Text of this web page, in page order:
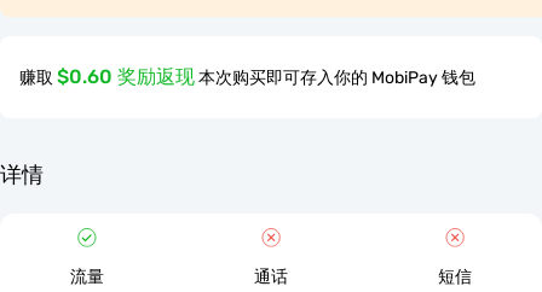
赚取 $0.60 奖励返现本次购买即可存入你的 MobiPay 钱包
详情
流量 通话 短信